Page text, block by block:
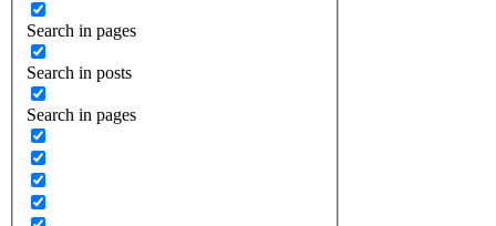
Search in pages
Search in posts
Search in pages